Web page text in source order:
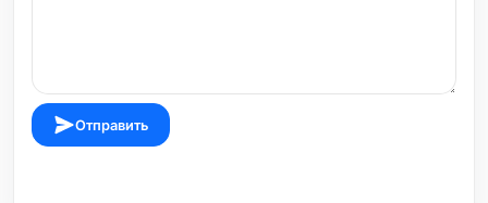
Отправить